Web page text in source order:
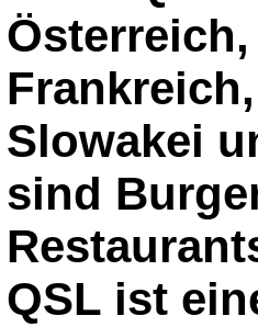
Slowakei
sind
QSL ist